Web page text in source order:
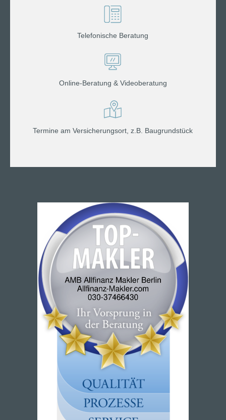
Telefonische Beratung
Online-Beratung & Videoberatung
Termine am Versicherungsort, z.B. Baugrundstück